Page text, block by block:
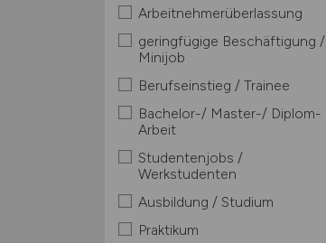
Arbeitnehmerüberlassung
geringfügige Beschäftigung /
Minijob
Berufseinstieg / Trainee
Bachelor-/ Master-/ Diplom-
Arbeit
Studentenjobs /
Werkstudenten
Ausbildung / Studium
Praktikum